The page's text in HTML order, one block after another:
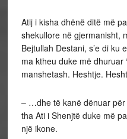
Atij i kisha dhënë ditë më
shekullore në gjermanisht,
Bejtullah Destani, s’e di ku
ma ktheu duke më dhuruar
manshetash. Heshtje.
– …dhe të kanë dënuar
tha Ati i Shenjtë duke më
një ikone.